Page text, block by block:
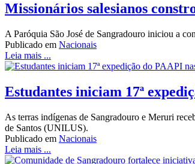
Missionários salesianos
A Paróquia São José de Sangradouro iniciou a
Publicado em Nacionais
Leia mais ...
Estudantes iniciam 17ª
As terras indígenas de Sangradouro e Meruri
de Santos (UNILUS).
Publicado em Nacionais
Leia mais ...